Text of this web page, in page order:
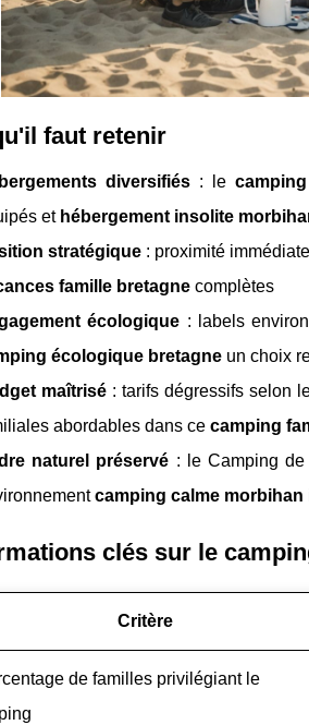
faut retenir
diversifiés : le
et hébergement insolite
stratégique : proximité
famille bretagne complètes
écologique : labels
écologique bretagne un choix
maîtrisé: tarifs dégressifs selon
abordables dans ce camping
naturel préservé : le Camping
camping calme morbihan
clés sur le
Critère
de familles privilégiant le